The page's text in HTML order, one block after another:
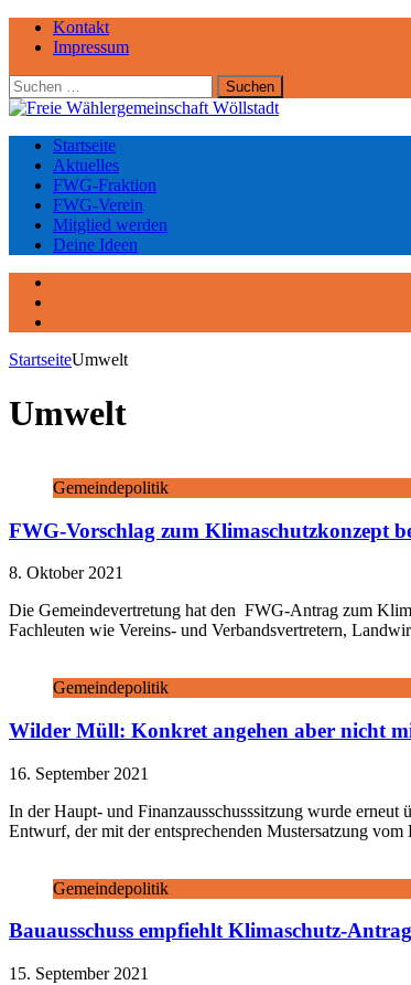
Kontakt
Impressum
Suchen
nach:
Startseite
Aktuelles
FWG-Fraktion
FWG-Verein
Mitglied werden
Deine Ideen
StartseiteUmwelt
Umwelt
Gemeindepolitik
FWG-Vorschlag zum Klimaschutzkonzept
8. Oktober 2021
Die Gemeindevertretung hat den FWG-Antrag zum
Fachleuten wie Vereins- und Verbandsvertretern,
Gemeindepolitik
Wilder Müll: Konkret angehen aber nicht
16. September 2021
In der Haupt- und Finanzausschusssitzung wurde
Entwurf, der mit der entsprechenden Mustersatzung vom
Gemeindepolitik
Bauausschuss empfiehlt Klimaschutz-
15. September 2021